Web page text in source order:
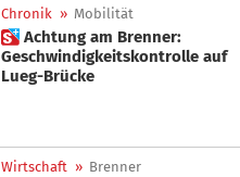
Chronik » Mobilität
 Achtung am Brenner:
Geschwindigkeitskontrolle auf
Lueg-Brücke
Wirtschaft » Brenner